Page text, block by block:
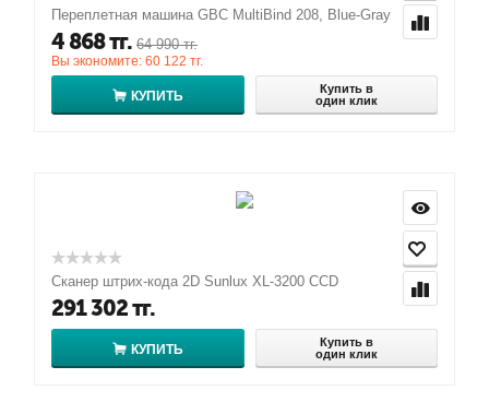
Переплетная машина GBC MultiBind 208, Blue-Gray
4 868тг. 64 990 тг.
Вы экономите: 60 122 тг.
КУПИТЬ
Купить в
один клик
Сканер штрих-кода 2D Sunlux XL-3200 CCD
291 302тг.
КУПИТЬ
Купить в
один клик